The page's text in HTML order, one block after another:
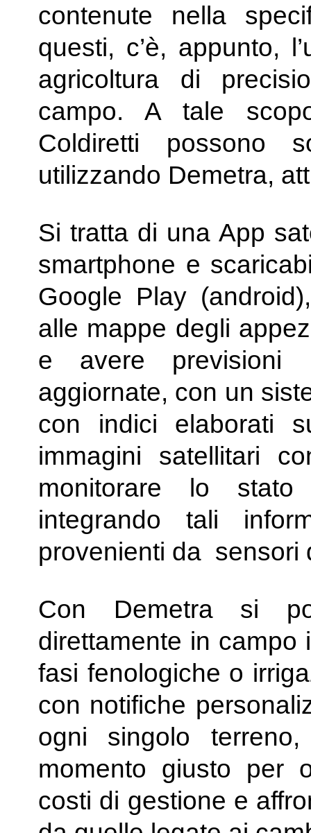
contenute nella
questi, c’è, appunto,
agricoltura di
campo. A tale
Coldiretti possono
utilizzando Demetra,
Si tratta di una App
smartphone e
Google Play
alle mappe degli
e avere previsioni
aggiornate, con un
con indici elaborati
immagini satellitari
monitorare lo
integrando tali
provenienti da sensori
Con Demetra si
direttamente in campo
fasi fenologiche o
con notifiche
ogni singolo
momento giusto per
costi di gestione e